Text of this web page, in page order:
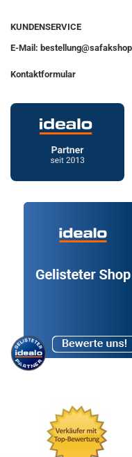
KUNDENSERVICE
E-Mail:
Kontaktformular